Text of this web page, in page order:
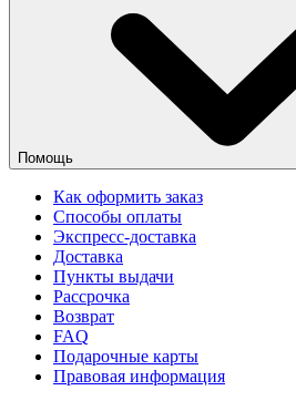
Помощь
Как оформить заказ
Способы оплаты
Экспресс-доставка
Доставка
Пункты выдачи
Рассрочка
Возврат
FAQ
Подарочные карты
Правовая информация